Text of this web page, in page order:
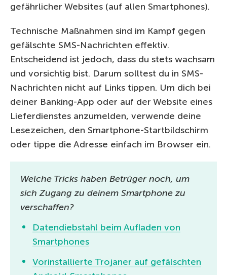
gefährlicher Websites (auf allen Smartphones).
Technische Maßnahmen sind im Kampf gegen
gefälschte SMS-Nachrichten effektiv.
Entscheidend ist jedoch, dass du stets wachsam
und vorsichtig bist. Darum solltest du in SMS-
Nachrichten nicht auf Links tippen. Um dich bei
deiner Banking-App oder auf der Website eines
Lieferdienstes anzumelden, verwende deine
Lesezeichen, den Smartphone-Startbildschirm
oder tippe die Adresse einfach im Browser ein.
Welche Tricks haben Betrüger noch, um
sich Zugang zu deinem Smartphone zu
verschaffen?
Datendiebstahl beim Aufladen von
Smartphones
Vorinstallierte Trojaner auf gefälschten